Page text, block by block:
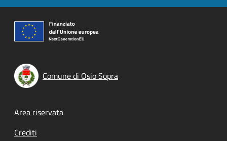
Comune di Osio Sopra
Footer menu
Area riservata
Crediti